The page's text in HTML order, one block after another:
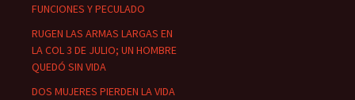
FUNCIONES Y PECULADO
RUGEN LAS ARMAS LARGAS EN
LA COL 3 DE JULIO; UN HOMBRE
QUEDÓ SIN VIDA
DOS MUJERES PIERDEN LA VIDA